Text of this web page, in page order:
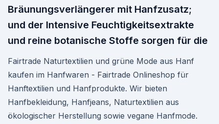
Bräunungsverlängerer mit Hanfzusatz;
und der Intensive Feuchtigkeitsextrakte
und reine botanische Stoffe sorgen für die
Fairtrade Naturtextilien und grüne Mode aus Hanf
kaufen im Hanfwaren - Fairtrade Onlineshop für
Hanftextilien und Hanfprodukte. Wir bieten
Hanfbekleidung, Hanfjeans, Naturtextilien aus
ökologischer Herstellung sowie vegane Hanfmode.